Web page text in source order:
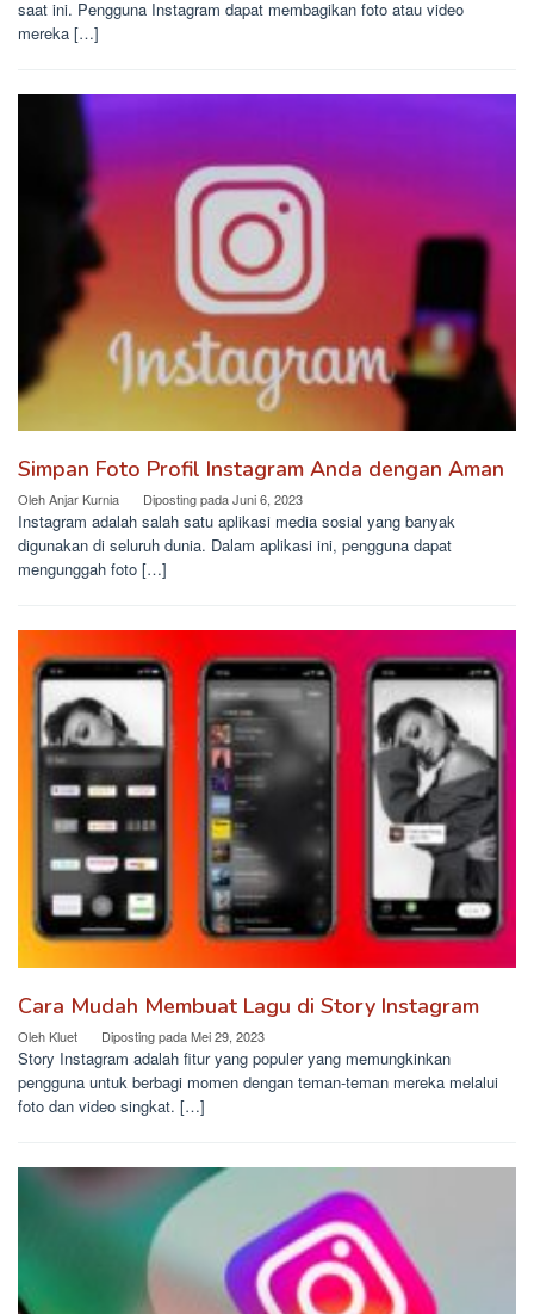
saat ini. Pengguna Instagram dapat membagikan foto atau video
mereka […]
Simpan Foto Profil Instagram Anda dengan Aman
OlehAnjar Kurnia Diposting padaJuni 6, 2023
Instagram adalah salah satu aplikasi media sosial yang banyak
digunakan di seluruh dunia. Dalam aplikasi ini, pengguna dapat
mengunggah foto […]
Cara Mudah Membuat Lagu di Story Instagram
Oleh Kluet Diposting padaMei 29, 2023
Story Instagram adalah fitur yang populer yang memungkinkan
pengguna untuk berbagi momen dengan teman-teman mereka melalui
foto dan video singkat. […]